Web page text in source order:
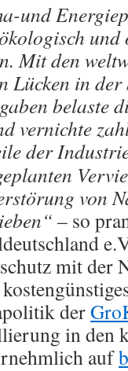
und
und
Mit den
Lücken in
belaste
vernichte
der
von
– so
mit der
der
in den
auf